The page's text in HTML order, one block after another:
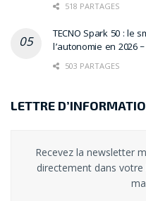
518 PARTAGES
TECNO Spark 50 : le
l’autonomie en 2026
503 PARTAGES
LETTRE
Recevez la newsletter
directement dans